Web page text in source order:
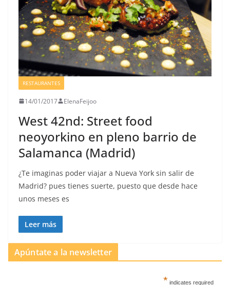
RESTAURANTES
14/01/2017 ElenaFeijoo
West 42nd: Street food
neoyorkino en pleno barrio de
Salamanca (Madrid)
¿Te imaginas poder viajar a Nueva York sin salir de
Madrid? pues tienes suerte, puesto que desde hace
unos meses es
Leer más
Apúntate a la newsletter
* indicates required